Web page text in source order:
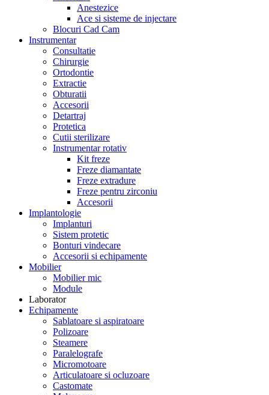
Anestezice
Ace si sisteme de injectare
Blocuri Cad Cam
Instrumentar
Consultatie
Chirurgie
Ortodontie
Extractie
Obturatii
Accesorii
Detartraj
Protetica
Cutii sterilizare
Instrumentar rotativ
Kit freze
Freze diamantate
Freze extradure
Freze pentru zirconiu
Accesorii
Implantologie
Implanturi
Sistem protetic
Bonturi vindecare
Accesorii si echipamente
Mobilier
Mobilier mic
Module
Laborator
Echipamente
Sablatoare si aspiratoare
Polizoare
Steamere
Paralelografe
Micromotoare
Articulatoare si ocluzoare
Castomate